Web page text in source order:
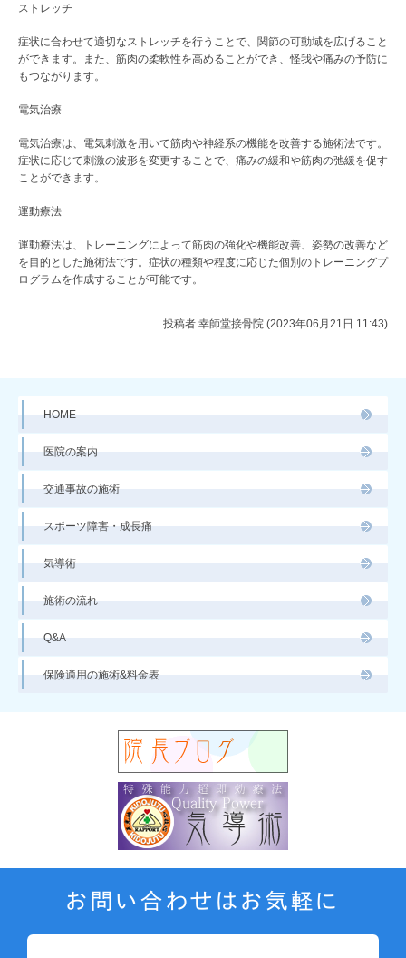
ストレッチ
症状に合わせて適切なストレッチを行うことで、関節の可動域を広げること
ができます。また、筋肉の柔軟性を高めることができ、怪我や痛みの予防に
もつながります。
電気治療
電気治療は、電気刺激を用いて筋肉や神経系の機能を改善する施術法です。
症状に応じて刺激の波形を変更することで、痛みの緩和や筋肉の弛緩を促す
ことができます。
運動療法
運動療法は、トレーニングによって筋肉の強化や機能改善、姿勢の改善など
を目的とした施術法です。症状の種類や程度に応じた個別のトレーニングプ
ログラムを作成することが可能です。
投稿者 幸師堂接骨院 (2023年06月21日 11:43)
HOME
医院の案内
交通事故の施術
スポーツ障害・成長痛
気導術
施術の流れ
Q&A
保険適用の施術&料金表
お問い合わせはお気軽に